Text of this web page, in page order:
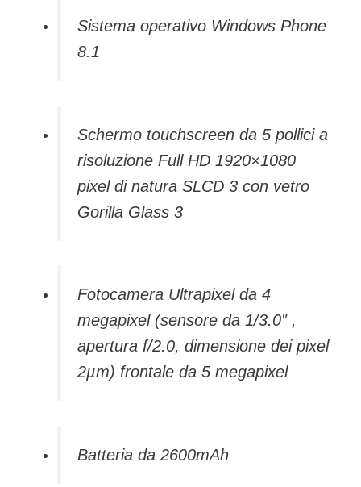
Sistema operativo Windows Phone
8.1
Schermo touchscreen da 5 pollici a
risoluzione Full HD 1920×1080
pixel di natura SLCD 3 con vetro
Gorilla Glass 3
Fotocamera Ultrapixel da 4
megapixel (sensore da 1/3.0″ ,
apertura f/2.0, dimensione dei pixel
2µm) frontale da 5 megapixel
Batteria da 2600mAh